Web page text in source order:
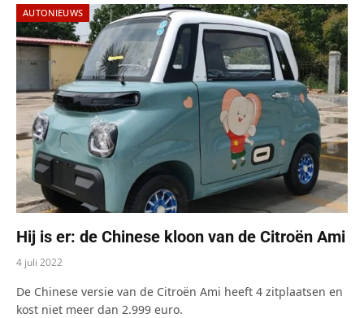
AUTONIEUWS
Hij is er: de Chinese kloon van de Citroën Ami
4 juli 2022
De Chinese versie van de Citroën Ami heeft 4 zitplaatsen en
kost niet meer dan 2.999 euro.